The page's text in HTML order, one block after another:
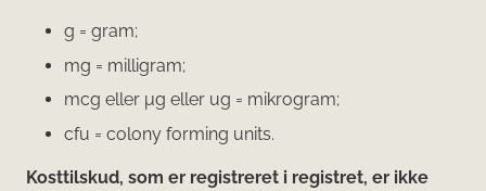
g = gram;
mg = milligram;
mcg eller μg eller ug = mikrogram;
cfu = colony forming units.
Kosttilskud, som er registreret i registret, er ikke